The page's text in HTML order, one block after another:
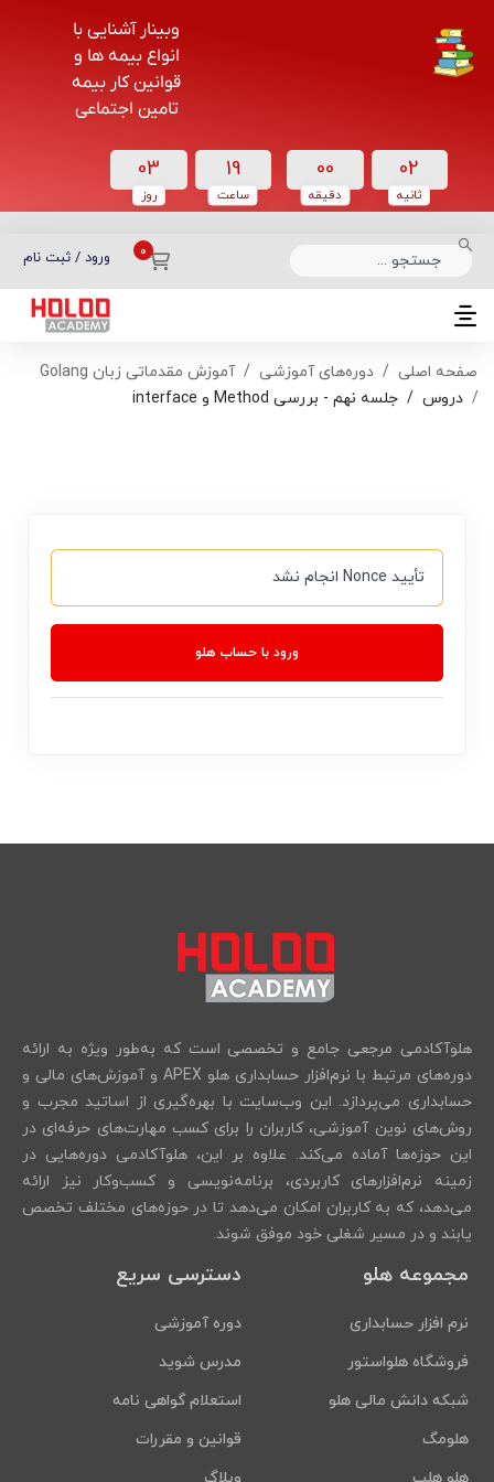
وبینار آشنایی با
انواع بیمه ها و
قوانین کار بیمه
تامین اجتماعی
03
روز
19
ساعت‌
00
دقیقه
02
ثانیه
ورود / ثبت نام
دسته بندی دوره‌ها
صفحه اصلی دوره‌های آموزشی
آموزش مقدماتی زبان Golang
دروس
جلسه نهم - بررسی Method و interface
تأیید Nonce انجام نشد
ورود با حساب هلو
هلوآکادمی مرجعی جامع و تخصصی است که به‌طور ویژه به ارائه
دوره‌های مرتبط با نرم‌افزار حسابداری هلو APEX و آموزش‌های مالی و
حسابداری می‌پردازد. این وب‌سایت با بهره‌گیری از اساتید مجرب و
روش‌های نوین آموزشی، کاربران را برای کسب مهارت‌های حرفه‌ای در
این حوزه‌ها آماده می‌کند. علاوه بر این، هلوآکادمی دوره‌هایی در
زمینه نرم‌افزارهای کاربردی، برنامه‌نویسی و کسب‌وکار نیز ارائه
می‌دهد، که به کاربران امکان می‌دهد تا در حوزه‌های مختلف تخصص
یابند و در مسیر شغلی خود موفق شوند.
مجموعه هلو
نرم افزار حسابداری
فروشگاه هلواستور
شبکه دانش مالی هلو
هلومگ
دسترسی سریع
دوره آموزشی
مدرس شوید
استعلام گواهی نامه
قوانین و مقررات